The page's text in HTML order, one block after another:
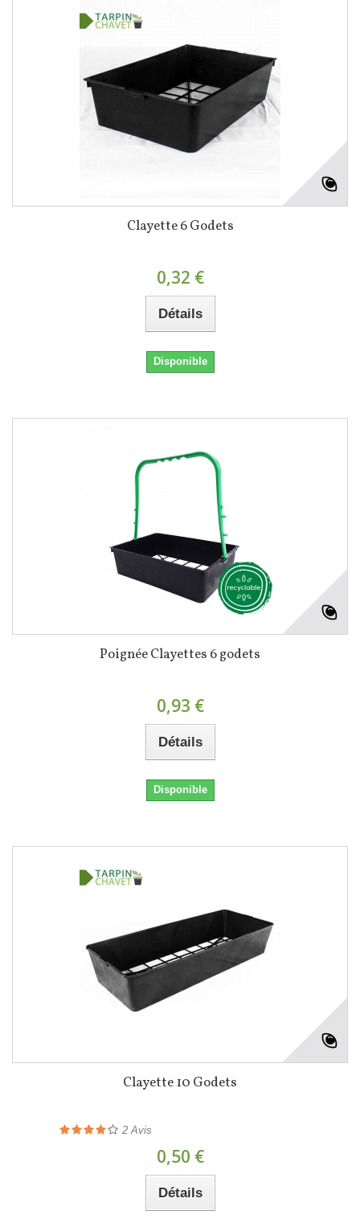
Clayette 6 Godets
0,32 €
Détails
Disponible
Poignée Clayettes 6 godets
0,93 €
Détails
Disponible
Clayette 10 Godets
2 Avis
0,50 €
Détails